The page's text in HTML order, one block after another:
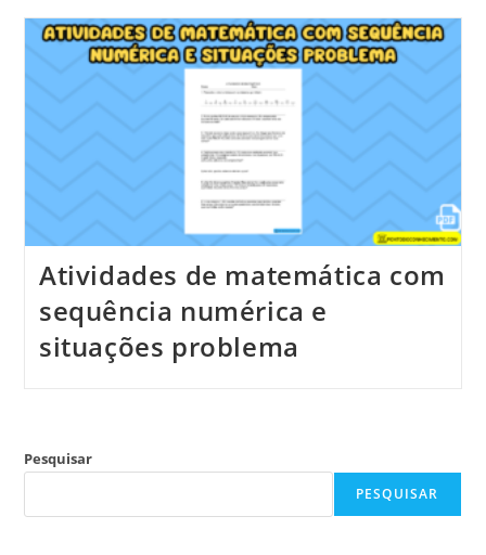
Atividades de matemática com
sequência numérica e
situações problema
Pesquisar
PESQUISAR